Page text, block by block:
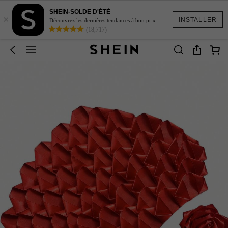
INSTALLER
×
SHEIN-SOLDE D'ÉTÉ
Découvrez les dernières tendances à bon prix.
(18,717)